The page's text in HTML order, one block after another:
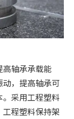
轴承承载能
，提高轴承可
采用工程塑料
程塑料保持架